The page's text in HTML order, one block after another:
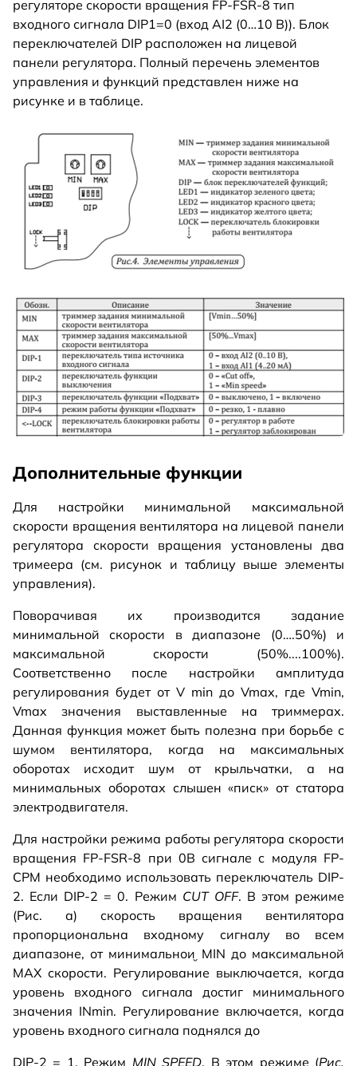
регуляторе скорости вращения FP-FSR-8 тип
входного сигнала DIP1=0 (вход AI2 (0…10 В)). Блок
переключателей DIP расположен на лицевой
панели регулятора. Полный перечень элементов
управления и функций представлен ниже на
рисунке и в таблице.
Дополнительные функции
Для настройки минимальной максимальной
скорости вращения вентилятора на лицевой панели
регулятора скорости вращения установлены два
тримеера (см. рисунок и таблицу выше элементы
управления).
Поворачивая их производится задание
минимальной скорости в диапазоне (0….50%) и
максимальной скорости (50%....100%).
Соответственно после настройки амплитуда
регулирования будет от V min до Vmax, где Vmin,
Vmax значения выставленные на триммерах.
Данная функция может быть полезна при борьбе с
шумом вентилятора, когда на максимальных
оборотах исходит шум от крыльчатки, а на
минимальных оборотах слышен «писк» от статора
электродвигателя.
Для настройки режима работы регулятора скорости
вращения FP-FSR-8 при 0В сигнале с модуля FP-
CPM необходимо использовать переключатель DIP-
2. Если DIP-2 = 0. Режим CUT OFF. В этом режиме
(Рис. а) скорость вращения вентилятора
пропорциональна входному сигналу во всем
диапазоне, от минимальнои̮ MIN до максимальной
MAX скорости. Регулирование выключается, когда
уровень входного сигнала достиг минимального
значения INmin. Регулирование включается, когда
уровень входного сигнала поднялся до
DIP-2 = 1. Режим MIN SPEED. В этом режиме (Рис.